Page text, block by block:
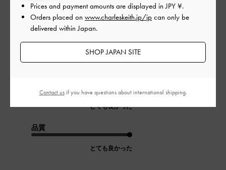
ホワイトは汚れるかなー？と思ったんですがそこまで気になり
可愛やすくて使いやすくてオススメです
とても良かった
品質
とても良かった
Prices and payment amounts are displayed inJPY ¥.
Orders placed on www.charleskeith.jp/jp can only be
delivered within Japan.
SHOP JAPAN SITE
Contact usif you have questions about international shipping.